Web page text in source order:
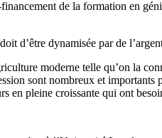
de la formation en
d’être dynamisée par de
moderne telle qu’on la
sont nombreux et
en pleine croissante qui ont